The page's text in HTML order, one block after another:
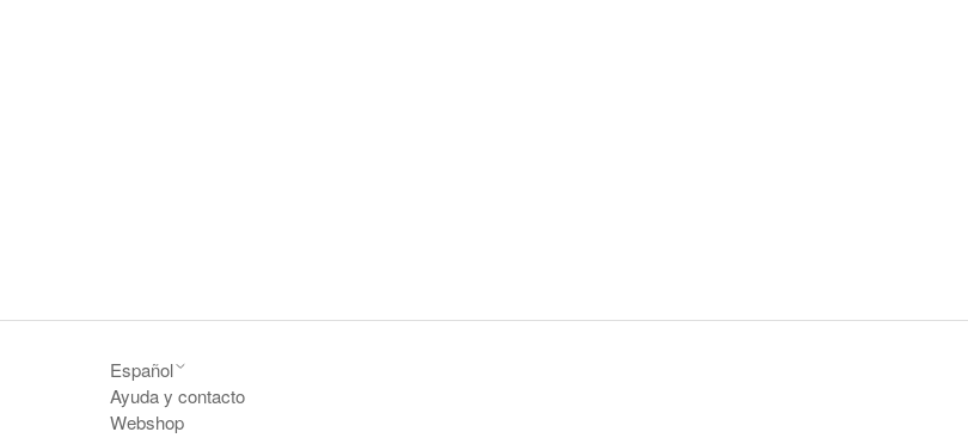
Español
Ayuda y contacto
Webshop